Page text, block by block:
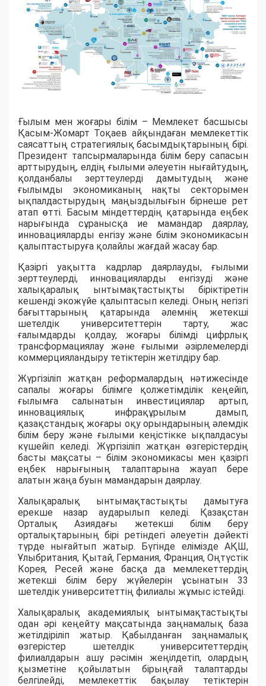
Ғылым мен жоғары білім – Мемлекет басшысы
Қасым-Жомарт Тоқаев айқындаған мемлекеттік
саясаттың стратегиялық басымдықтарының бірі.
Президент тапсырмаларында білім беру сапасын
арттырудың, елдің ғылыми әлеуетін нығайтудың,
қолданбалы зерттеулерді дамытудың және
ғылымды экономиканың нақты секторымен
ықпалдастырудың маңыздылығын бірнеше рет
атап өтті. Басым міндеттердің қатарында еңбек
нарығында сұранысқа ие мамандар даярлау,
инновацияларды енгізу және білім экономикасын
қалыптастыруға қолайлы жағдай жасау бар.
Қазіргі уақытта кадрлар даярлауды, ғылыми
зерттеулерді, инновацияларды енгізуді және
халықаралық ынтымақтастықты біріктіретін
кешенді экожүйе қалыптасып келеді. Оның негізгі
бағыттарының қатарында әлемнің жетекші
шетелдік университеттерін тарту, жас
ғалымдарды қолдау, жоғары білімді цифрлық
трансформациялау және ғылыми әзірлемелерді
коммерцияландыру тетіктерін жетілдіру бар.
Жүргізіліп жатқан реформалардың нәтижесінде
сапалы жоғары білімге қолжетімділік кеңейіп,
ғылымға салынатын инвестициялар артып,
инновациялық инфрақұрылым дамып,
қазақстандық жоғары оқу орындарының әлемдік
білім беру және ғылыми кеңістікке ықпалдасуы
күшейіп келеді. Жүргізіліп жатқан өзгерістердің
басты мақсаты – білім экономикасы мен қазіргі
еңбек нарығының талаптарына жауап бере
алатын жаңа буын мамандарын даярлау.
Халықаралық ынтымақтастықты дамытуға
ерекше назар аударылып келеді. Қазақстан
Орталық Азиядағы жетекші білім беру
орталықтарының бірі ретіндегі әлеуетін дәйекті
түрде нығайтып жатыр. Бүгінде елімізде АҚШ,
Ұлыбритания, Қытай, Германия, Франция, Оңтүстік
Корея, Ресей және басқа да мемлекеттердің
жетекші білім беру жүйелерін ұсынатын 33
шетелдік университеттің филиалы жұмыс істейді.
Халықаралық академиялық ынтымақтастықты
одан әрі кеңейту мақсатында заңнамалық база
жетілдіріліп жатыр. Қабылданған заңнамалық
өзгерістер шетелдік университеттердің
филиалдарын ашу рәсімін жеңілдетіп, олардың
қызметіне қойылатын бірыңғай талаптарды
белгілейді, мемлекеттік бақылау тетіктерін